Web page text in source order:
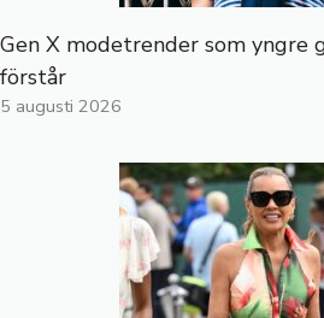
Gen X modetrender som yngre
förstår
5 augusti 2026